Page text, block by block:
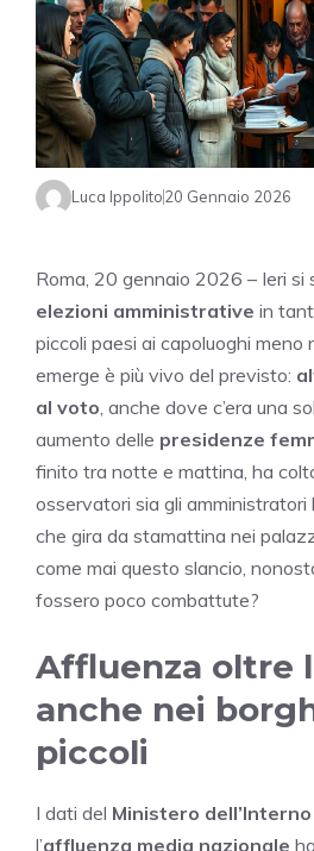
Luca Ippolito20 Gennaio 2026
Roma, 20 gennaio 2026 – Ieri si
elezioni amministrative in
piccoli paesi ai capoluoghi meno
emerge è più vivo del previsto:
al voto , anche dove c’era una
aumento delle presidenze
finito tra notte e mattina, ha
osservatori sia gli amministratori
che gira da stamattina nei
come mai questo slancio,
fossero poco combattute?
Affluenza oltre
anche nei
piccoli
I dati del Ministero dell’Interno
l’affluenza media nazionale